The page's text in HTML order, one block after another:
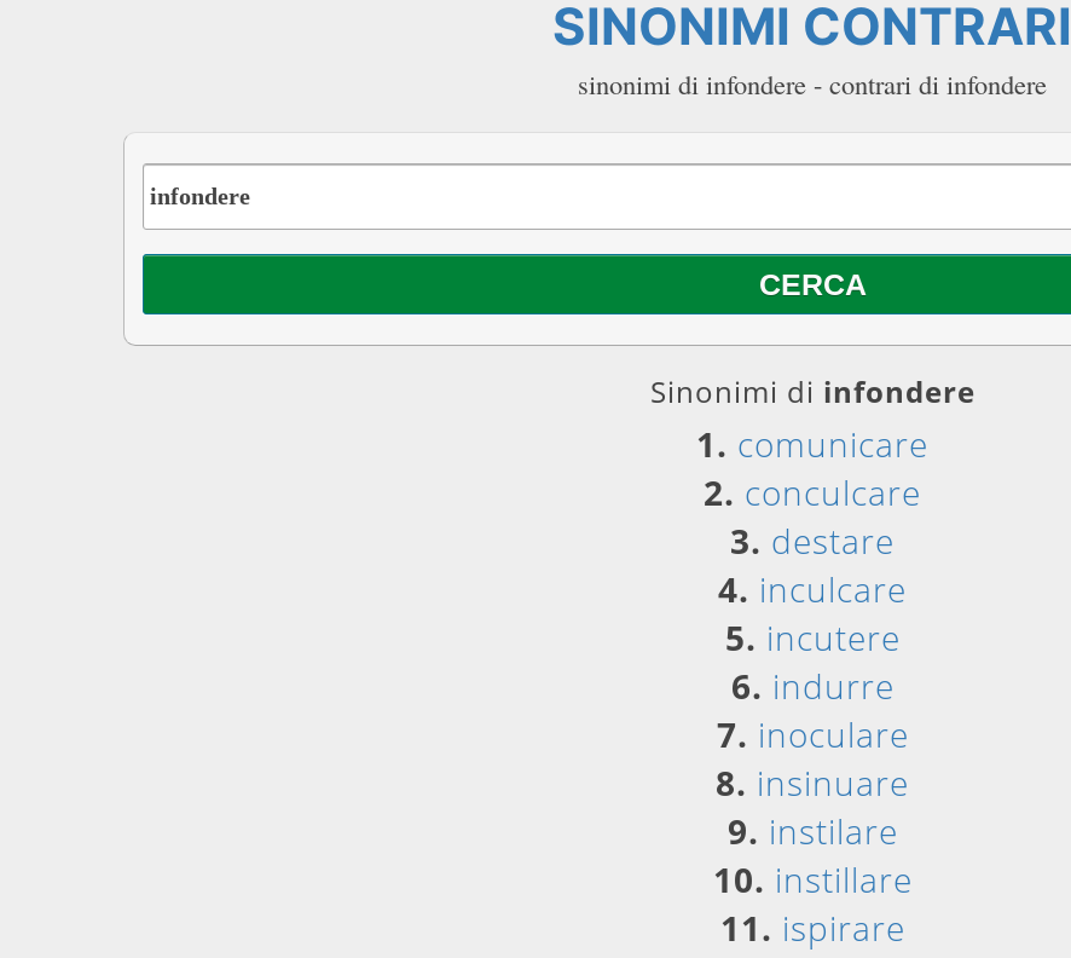
SINONIMI CONTRARI
sinonimi di infondere - contrari di infondere
Sinonimi di infondere
1. comunicare
2. conculcare
3. destare
4. inculcare
5. incutere
6. indurre
7. inoculare
8. insinuare
9. instilare
10. instillare
11. ispirare